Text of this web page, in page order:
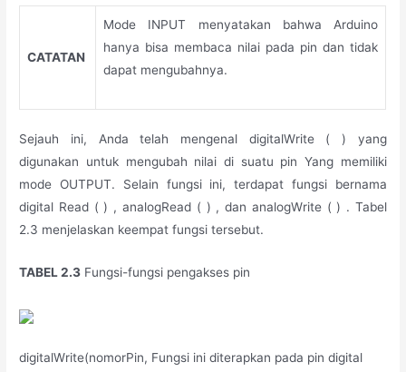
CATATAN
Mode INPUT menyatakan bahwa Arduino
hanya bisa membaca nilai pada pin dan tidak
dapat mengubahnya.
Sejauh ini, Anda telah mengenal digitalWrite ( ) yang
digunakan untuk mengubah nilai di suatu pin Yang memiliki
mode OUTPUT. Selain fungsi ini, terdapat fungsi bernama
digital Read ( ) , analogRead ( ) , dan analogWrite ( ) . Tabel
2.3 menjelaskan keempat fungsi tersebut.
TABEL 2.3 Fungsi-fungsi pengakses pin
digitalWrite(nomorPin, Fungsi ini diterapkan pada pin digital